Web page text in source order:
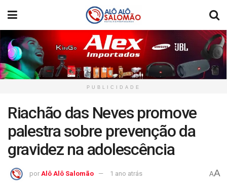
PUBLICIDADE
Riachão das Neves promove
palestra sobre prevenção da
gravidez na adolescência
por Alô Alô Salomão 1 ano atrás AA